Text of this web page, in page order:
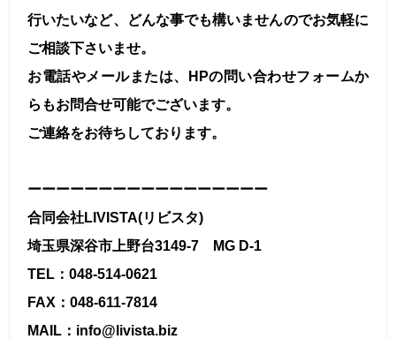
行いたいなど、どんな事でも構いませんのでお気軽に
ご相談下さいませ。
お電話やメールまたは、HPの問い合わせフォームか
らもお問合せ可能でございます。
ご連絡をお待ちしております。
ーーーーーーーーーーーーーーーーー
合同会社LIVISTA(リビスタ)
埼玉県深谷市上野台3149-7 MG D-1
TEL：048-514-0621
FAX：048-611-7814
MAIL：info@livista.biz